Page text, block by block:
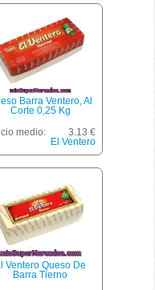
Barra Ventero, Al
Corte 0,25 Kg
medio:
3.13 €
El Ventero
Ventero Queso De
Barra Tierno